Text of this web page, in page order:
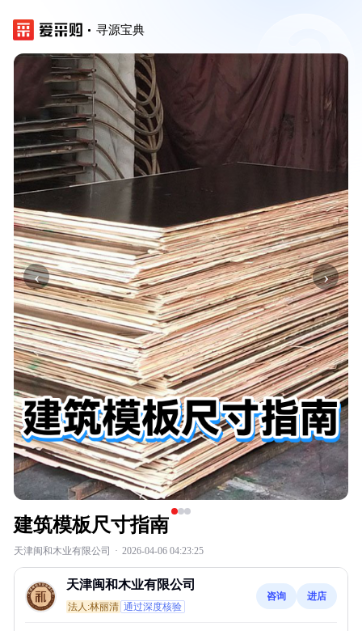
寻源宝典
‹ ›
建筑模板尺寸指南
天津闽和木业有限公司 · 2026-04-06 04:23:25
天津闽和木业有限公司
法人:林丽清 通过深度核验
咨询 进店